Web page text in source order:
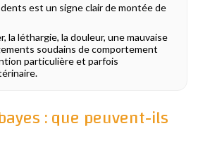
est un signe clair de montée de
la léthargie, la douleur, une mauvaise
soudains de comportement
particulière et parfois
: que peuvent-ils